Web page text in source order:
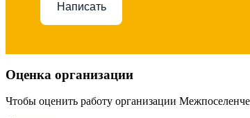
Написать
Оценка организации
Чтобы оценить работу организации